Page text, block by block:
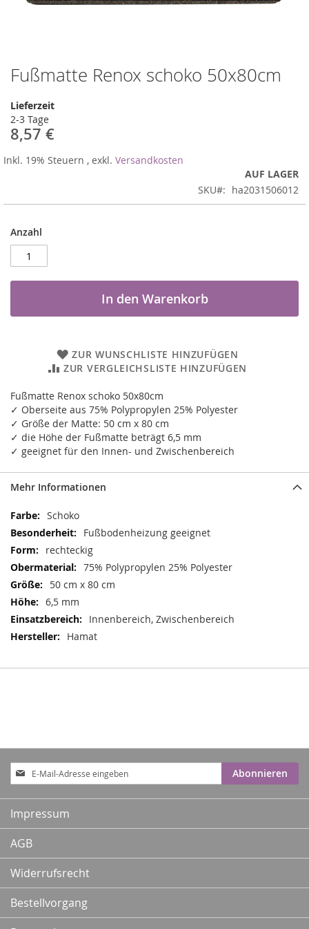
Fußmatte Renox schoko 50x80cm
Lieferzeit
2-3 Tage
8,57 €
Inkl. 19% Steuern , exkl. Versandkosten
AUF LAGER
SKU
ha2031506012
Anzahl
In den Warenkorb
ZUR WUNSCHLISTE HINZUFÜGEN
ZUR VERGLEICHSLISTE HINZUFÜGEN
Fußmatte Renox schoko 50x80cm
✓ Oberseite aus 75% Polypropylen 25% Polyester
✓ Größe der Matte: 50 cm x 80 cm
✓ die Höhe der Fußmatte beträgt 6,5 mm
✓ geeignet für den Innen- und Zwischenbereich
Zum
Anfang
der
Bildergalerie
springen
Mehr Informationen
Mehr
Informationen
Schoko
Fußbodenheizung geeignet
rechteckig
75% Polypropylen 25% Polyester
50 cm x 80 cm
6,5 mm
Innenbereich, Zwischenbereich
Hamat
Anmeldung
zum
Newsletter:
Abonnieren
Impressum
AGB
Widerrufsrecht
Bestellvorgang